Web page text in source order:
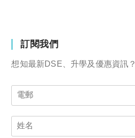
訂閱我們
想知最新DSE、升學及優惠資訊？